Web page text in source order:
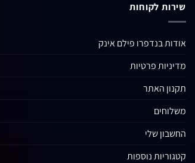
שירות לקוחות
אודות בנדפרו פילם אינק
מדיניות פרטיות
תקנון האתר
משלוחים
החשבון שלי
קטגוריות נוספות